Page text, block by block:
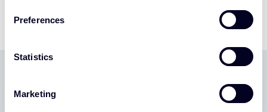
Preferences
Statistics
Marketing